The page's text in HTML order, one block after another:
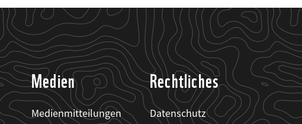
Medien
Medienmitteilungen
Rechtliches
Datenschutz